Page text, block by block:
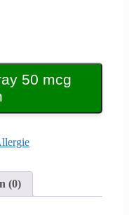
50 mcg
(0)